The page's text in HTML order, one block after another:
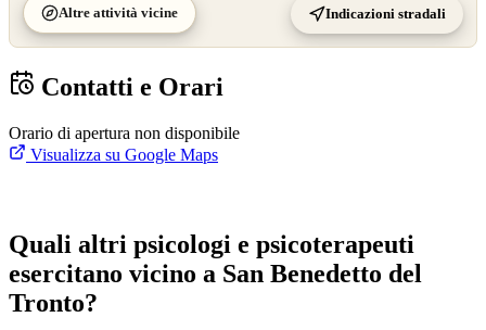
Altre attività vicine Indicazioni stradali
Contatti e Orari
Orario di apertura non disponibile
Visualizza su Google Maps
Quali altri psicologi e psicoterapeuti
esercitano vicino a San Benedetto del
Tronto?